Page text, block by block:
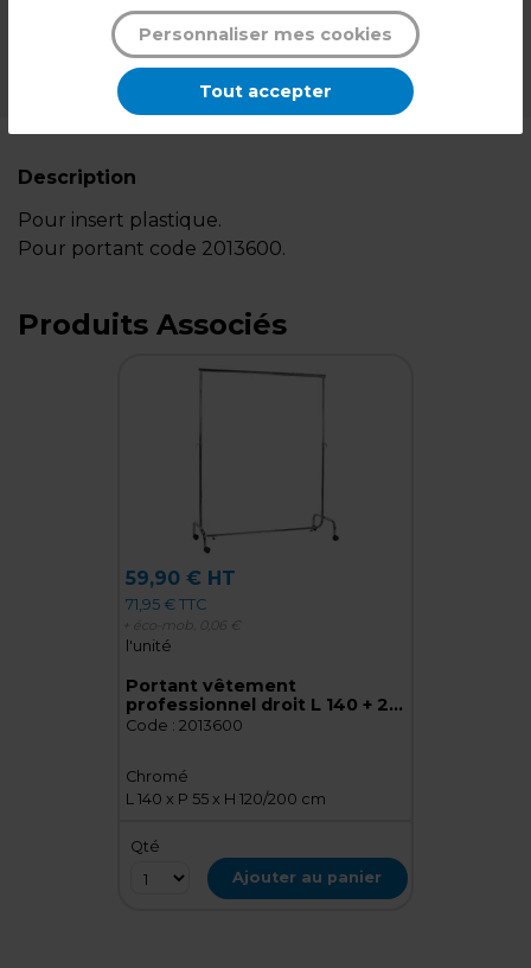
Ajouter au panier
*Des frais de livraison et d'emballage peuvent s'ajouter.
Description
Pour insert plastique.
Pour portant code 2013600.
Produits Associés
59,90 € HT
71,95 € TTC
+ éco-mob. 0,06 €
l'unité
Portant vêtement
professionnel droit L 140 + 2
rallonges 33 cm - hauteur
Code : 2013600
Chromé
L 140 x P 55 x H 120/200 cm
Qté
Ajouter au panier
Personnaliser mes cookies
Tout accepter